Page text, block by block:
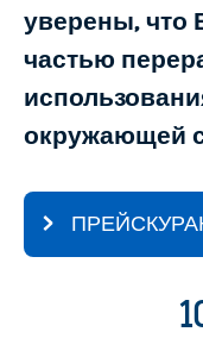
уверены, что
частью
окружающей